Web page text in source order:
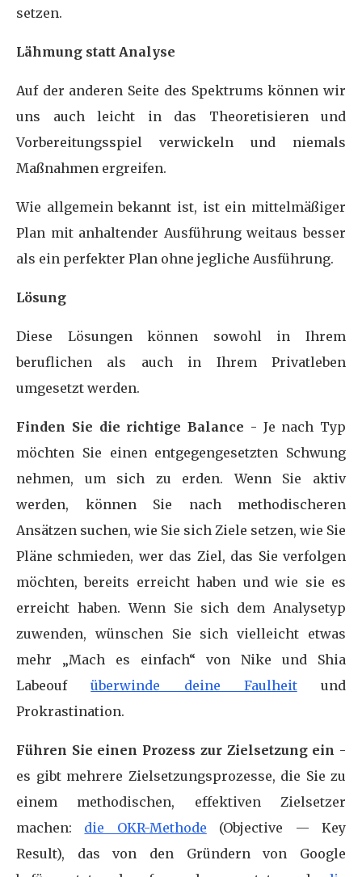
setzen.
Lähmung statt Analyse
Auf der anderen Seite des Spektrums können wir
uns auch leicht in das Theoretisieren und
Vorbereitungsspiel verwickeln und niemals
Maßnahmen ergreifen.
Wie allgemein bekannt ist, ist ein mittelmäßiger
Plan mit anhaltender Ausführung weitaus besser
als ein perfekter Plan ohne jegliche Ausführung.
Lösung
Diese Lösungen können sowohl in Ihrem
beruflichen als auch in Ihrem Privatleben
umgesetzt werden.
Finden Sie die richtige Balance - Je nach Typ
möchten Sie einen entgegengesetzten Schwung
nehmen, um sich zu erden. Wenn Sie aktiv
werden, können Sie nach methodischeren
Ansätzen suchen, wie Sie sich Ziele setzen, wie Sie
Pläne schmieden, wer das Ziel, das Sie verfolgen
möchten, bereits erreicht haben und wie sie es
erreicht haben. Wenn Sie sich dem Analysetyp
zuwenden, wünschen Sie sich vielleicht etwas
mehr „Mach es einfach“ von Nike und Shia
Labeoufüberwinde deine Faulheitund
Prokrastination.
Führen Sie einen Prozess zur Zielsetzung ein -
es gibt mehrere Zielsetzungsprozesse, die Sie zu
einem methodischen, effektiven Zielsetzer
machen: die OKR-Methode (Objective — Key
Result), das von den Gründern von Google